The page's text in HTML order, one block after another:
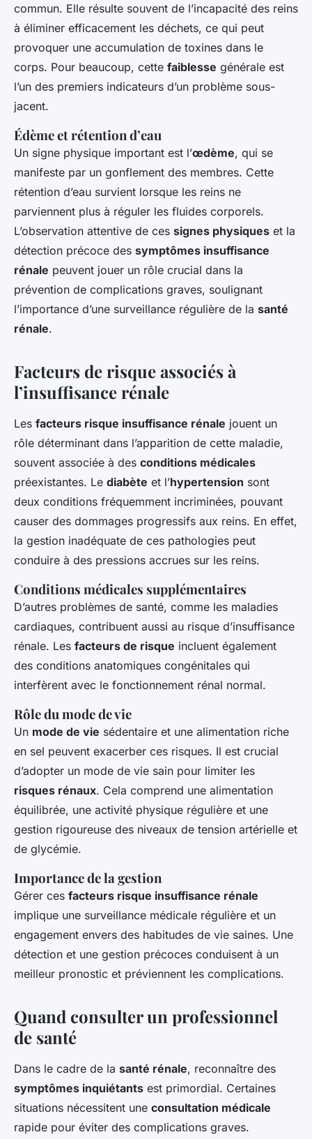
commun. Elle résulte souvent de l’incapacité des reins
à éliminer efficacement les déchets, ce qui peut
provoquer une accumulation de toxines dans le
corps. Pour beaucoup, cette faiblesse générale est
l’un des premiers indicateurs d’un problème sous-
jacent.
Édème et rétention d’eau
Un signe physique important est l’œdème, qui se
manifeste par un gonflement des membres. Cette
rétention d’eau survient lorsque les reins ne
parviennent plus à réguler les fluides corporels.
L’observation attentive de ces signes physiques et la
détection précoce des symptômes insuffisance
rénale peuvent jouer un rôle crucial dans la
prévention de complications graves, soulignant
l’importance d’une surveillance régulière de la santé
rénale.
Facteurs de risque associés à
l’insuffisance rénale
Les facteurs risque insuffisance rénale jouent un
rôle déterminant dans l’apparition de cette maladie,
souvent associée à des conditions médicales
préexistantes. Le diabète et l’hypertension sont
deux conditions fréquemment incriminées, pouvant
causer des dommages progressifs aux reins. En effet,
la gestion inadéquate de ces pathologies peut
conduire à des pressions accrues sur les reins.
Conditions médicales supplémentaires
D’autres problèmes de santé, comme les maladies
cardiaques, contribuent aussi au risque d’insuffisance
rénale. Les facteurs de risque incluent également
des conditions anatomiques congénitales qui
interfèrent avec le fonctionnement rénal normal.
Rôle du mode de vie
Un mode de vie sédentaire et une alimentation riche
en sel peuvent exacerber ces risques. Il est crucial
d’adopter un mode de vie sain pour limiter les
risques rénaux. Cela comprend une alimentation
équilibrée, une activité physique régulière et une
gestion rigoureuse des niveaux de tension artérielle et
de glycémie.
Importance de la gestion
Gérer ces facteurs risque insuffisance rénale
implique une surveillance médicale régulière et un
engagement envers des habitudes de vie saines. Une
détection et une gestion précoces conduisent à un
meilleur pronostic et préviennent les complications.
Quand consulter un professionnel
de santé
Dans le cadre de la santé rénale, reconnaître des
symptômes inquiétants est primordial. Certaines
situations nécessitent une consultation médicale
rapide pour éviter des complications graves.